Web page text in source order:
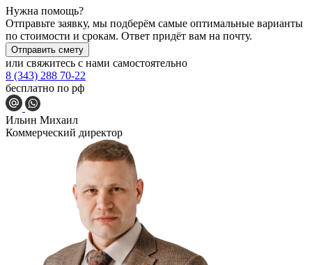
Нужна помощь?
Отправьте заявку, мы подберём самые оптимальные варианты
по стоимости и срокам. Ответ придёт вам на почту.
Отправить смету
или свяжитесь с нами самостоятельно
8 (343) 288 70-22
бесплатно по рф
Ильин Михаил
Коммерческий директор